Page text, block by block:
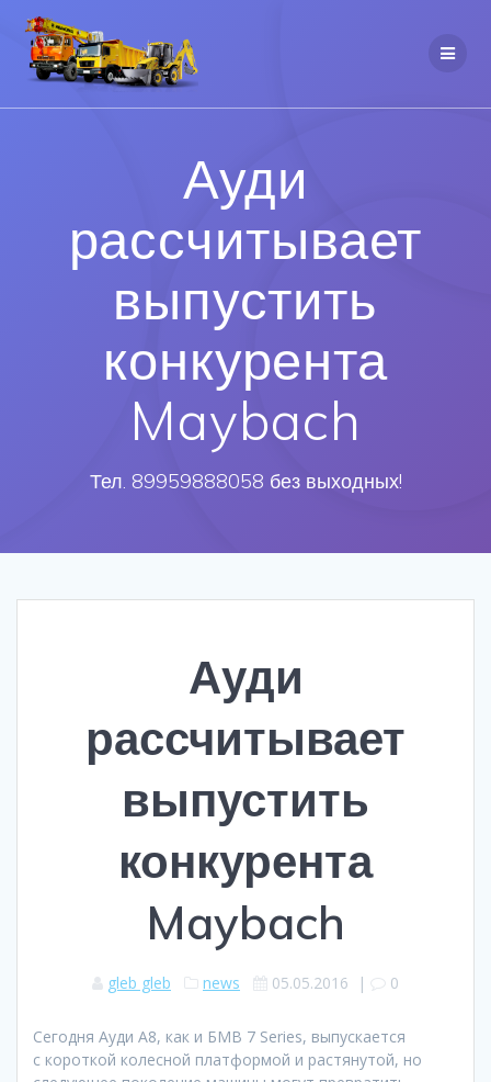
Ауди
рассчитывает
выпустить
конкурента
Maybach
Тел. 89959888058 без выходных!
Ауди
рассчитывает
выпустить
конкурента
Maybach
gleb gleb news 05.05.2016 | 0
Сегодня Ауди A8, как и БМВ 7 Series, выпускается
с короткой колесной платформой и растянутой, но